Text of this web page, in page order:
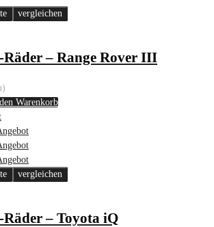
vergleichen
– Range Rover III
Warenkorb
vergleichen
– Toyota iQ